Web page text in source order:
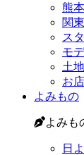
熊
関
ス
モ
土
お
よみもの
よみも
日